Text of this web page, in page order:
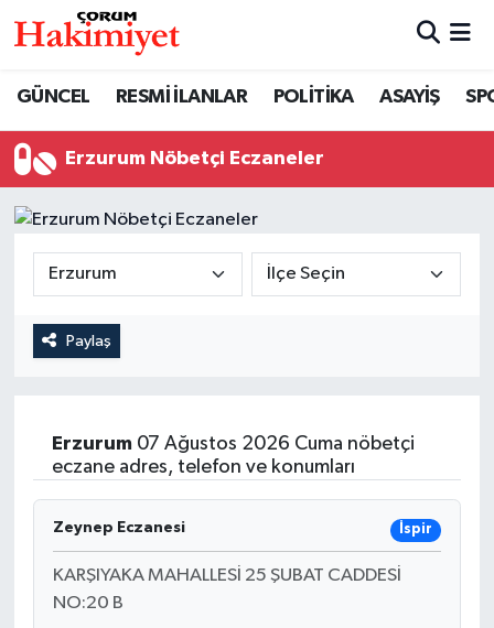
GÜNCEL RESMİ İLANLAR POLİTİKA ASAYİŞ
Erzurum Nöbetçi Eczaneler
Paylaş
Erzurum07 Ağustos 2026 Cuma nöbetçi
eczane adres, telefon ve konumları
Zeynep Eczanesi İspir
KARŞIYAKA MAHALLESİ 25 ŞUBAT CADDESİ
NO:20 B
ASAYİŞ
GÜNCEL
EĞİTİM
İLÇELER
OTOPARK
Nöbetçi Eczaneler
Trafik Durumu
Tüm Manşetler
Haber Arşivi